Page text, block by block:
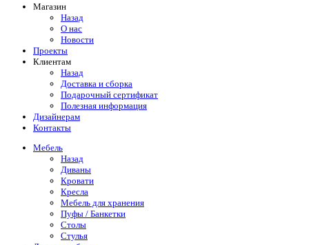
Магазин
Назад
О нас
Новости
Проекты
Клиентам
Назад
Доставка и сборка
Подарочный сертификат
Полезная информация
Дизайнерам
Контакты
Мебель
Назад
Диваны
Кровати
Кресла
Мебель для хранения
Пуфы / Банкетки
Столы
Стулья